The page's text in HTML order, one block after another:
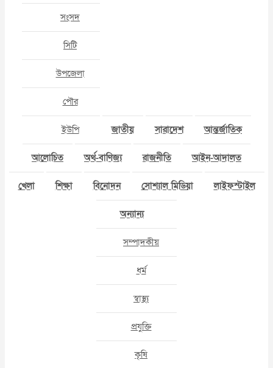
সংসদ
সিটি
উপজেলা
পৌর
ইউপি জাতীয় সারাদেশ আন্তর্জাতিক
আলোচিত অর্থ-বাণিজ্য রাজনীতি আইন-আদালত
খেলা শিক্ষা বিনোদন সোশ্যাল মিডিয়া লাইফস্টাইল
অন্যান্য
সম্পাদকীয়
ধর্ম
স্বাস্থ্য
প্রযুক্তি
কৃষি